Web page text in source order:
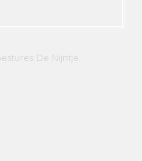
De Nijntje…